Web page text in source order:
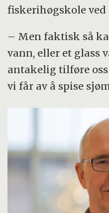
fiskerihøgskole ved
– Men faktisk så
vann, eller et glass
antakelig tilføre
vi får av å spise